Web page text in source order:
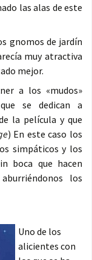
las alas de este
gnomos de jardín
muy atractiva
mejor.
a los «mudos»
se dedican a
la película y que
) En este caso los
simpáticos y los
boca que hacen
los
Uno de los
alicientes con